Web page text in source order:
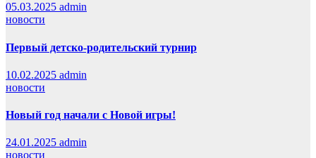
05.03.2025 admin
новости
Первый детско-родительский турнир
10.02.2025 admin
новости
Новый год начали с Новой игры!
24.01.2025 admin
новости